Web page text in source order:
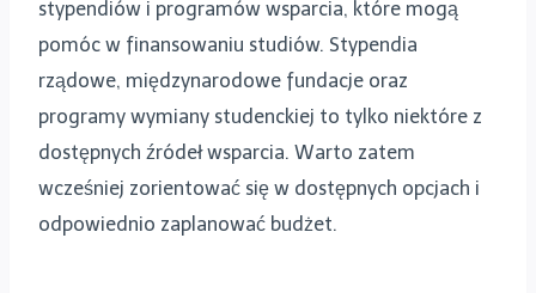
stypendiów i programów wsparcia, które mogą
pomóc w finansowaniu studiów. Stypendia
rządowe, międzynarodowe fundacje oraz
programy wymiany studenckiej to tylko niektóre z
dostępnych źródeł wsparcia. Warto zatem
wcześniej zorientować się w dostępnych opcjach i
odpowiednio zaplanować budżet.